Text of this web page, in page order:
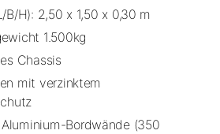
B/H): 2,50 x 1,50 x 0,30 m
1.500kg
Chassis
mit verzinktem
Bordwände (350